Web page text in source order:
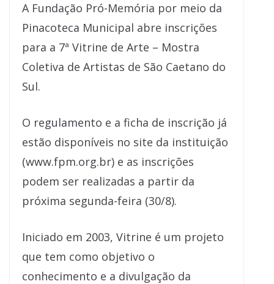
A Fundação Pró-Memória por meio da
Pinacoteca Municipal abre inscrições
para a 7ª Vitrine de Arte – Mostra
Coletiva de Artistas de São Caetano do
Sul.
O regulamento e a ficha de inscrição já
estão disponíveis no site da instituição
(www.fpm.org.br) e as inscrições
podem ser realizadas a partir da
próxima segunda-feira (30/8).
Iniciado em 2003, Vitrine é um projeto
que tem como objetivo o
conhecimento e a divulgação da